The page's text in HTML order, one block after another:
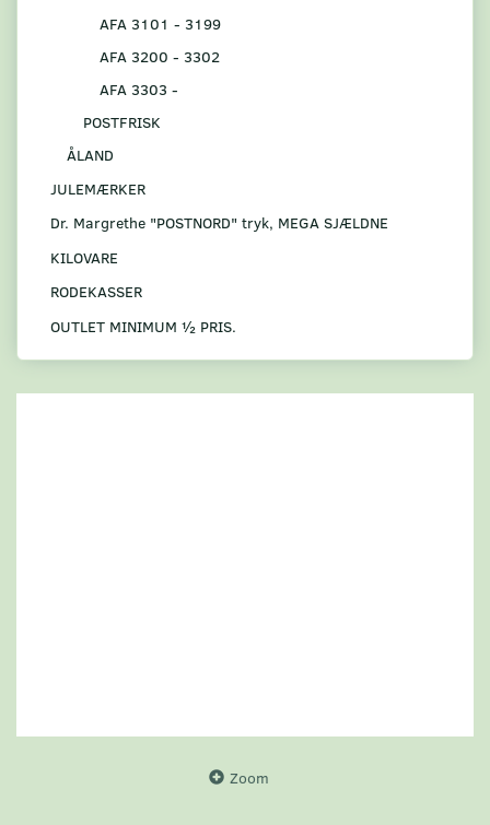
AFA 3101 - 3199
AFA 3200 - 3302
AFA 3303 -
POSTFRISK
ÅLAND
JULEMÆRKER
Dr. Margrethe "POSTNORD" tryk, MEGA SJÆLDNE
KILOVARE
RODEKASSER
OUTLET MINIMUM ½ PRIS.
Zoom